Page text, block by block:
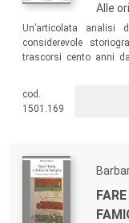
Alle
Un’articolata analisi
considerevole
trascorsi cento anni
lunghi della storia del
passaggio significativo
Novecento, contribuì a
cod.
1501.169